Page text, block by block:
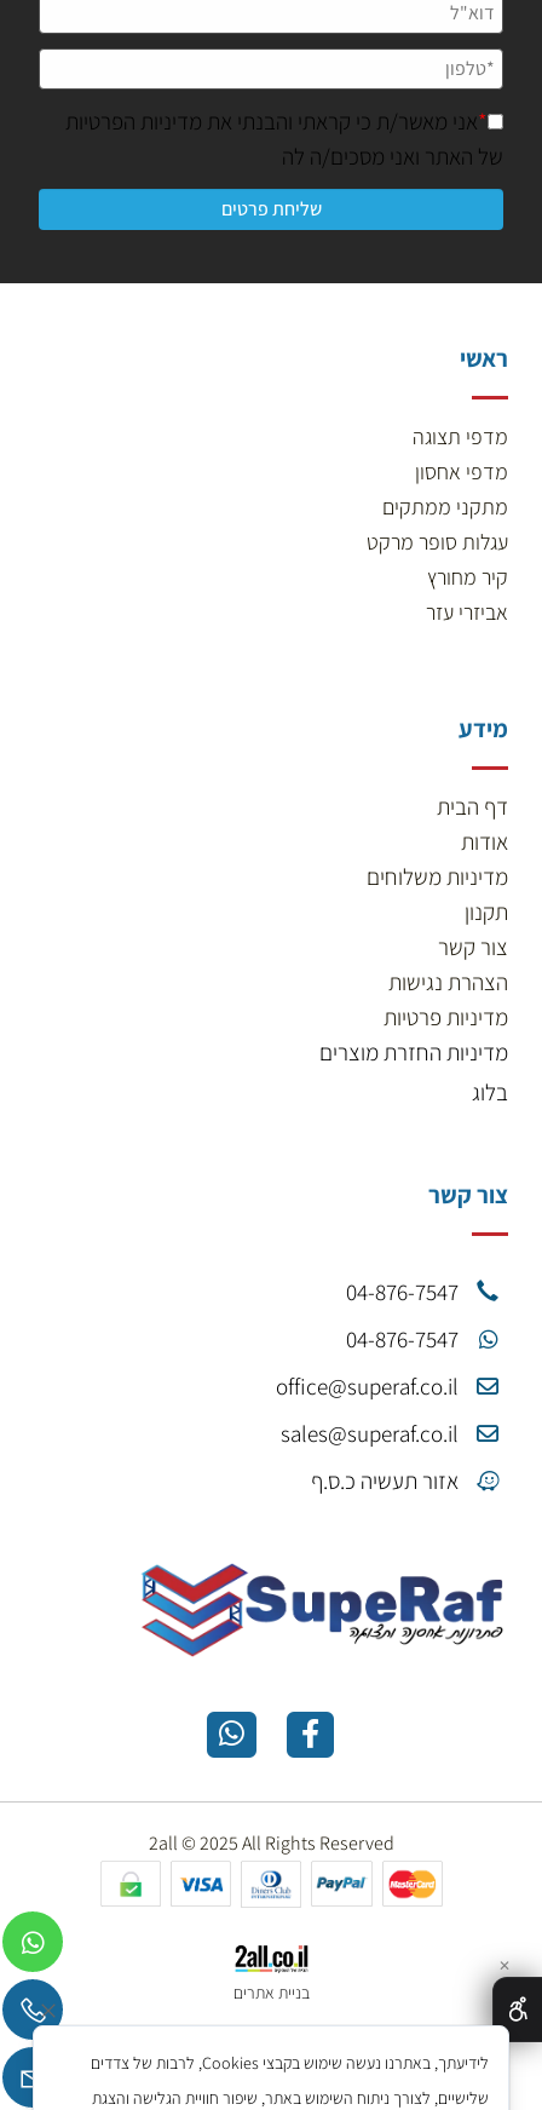
*אני מאשר/ת כי קראתי והבנתי את מדיניות הפרטיות
של האתר ואני מסכים/ה לה
ראשי
מדפי תצוגה
מדפי אחסון
מתקני ממתקים
עגלות סופר מרקט
קיר מחורץ
אביזרי עזר
מידע
דף הבית
אודות
מדיניות משלוחים
תקנון
צור קשר
הצהרת נגישות
מדיניות פרטיות
מדיניות החזרת מוצרים
בלוג
צור קשר
04-876-7547
04-876-7547
office@superaf.co.il
sales@superaf.co.il
אזור תעשיה כ.ס.ף
2all © 2025 All Rights Reserved
בניית אתרים
✕
לידיעתך, באתרנו נעשה שימוש בקבצי Cookies, לרבות של צדדים
שלישיים, לצורך ניתוח השימוש באתר, שיפור חוויית הגלישה והצגת